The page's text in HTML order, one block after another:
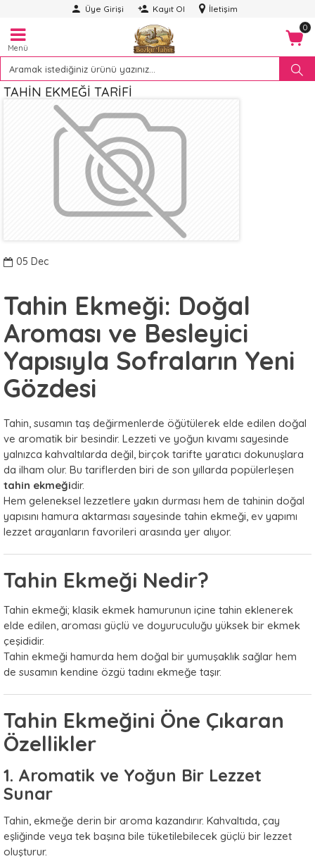
Üye Girişi Kayıt Ol İletişim
Menü
0
TAHIN EKMEĞI TARIFI
05 Dec
Tahin Ekmeği: Doğal
Aroması ve Besleyici
Yapısıyla Sofraların Yeni
Gözdesi
Tahin, susamın taş değirmenlerde öğütülerek elde edilen doğal
ve aromatik bir besindir. Lezzeti ve yoğun kıvamı sayesinde
yalnızca kahvaltılarda değil, birçok tarifte yaratıcı dokunuşlara
da ilham olur. Bu tariflerden biri de son yıllarda popülerleşen
tahin ekmeğidir.
Hem geleneksel lezzetlere yakın durması hem de tahinin doğal
yapısını hamura aktarması sayesinde tahin ekmeği, ev yapımı
lezzet arayanların favorileri arasında yer alıyor.
Tahin Ekmeği Nedir?
Tahin ekmeği; klasik ekmek hamurunun içine tahin eklenerek
elde edilen, aroması güçlü ve doyuruculuğu yüksek bir ekmek
çeşididir.
Tahin ekmeği hamurda hem doğal bir yumuşaklık sağlar hem
de susamın kendine özgü tadını ekmeğe taşır.
Tahin Ekmeğini Öne Çıkaran
Özellikler
1. Aromatik ve Yoğun Bir Lezzet
Sunar
Tahin, ekmeğe derin bir aroma kazandırır. Kahvaltıda, çay
eşliğinde veya tek başına bile tüketilebilecek güçlü bir lezzet
oluşturur.